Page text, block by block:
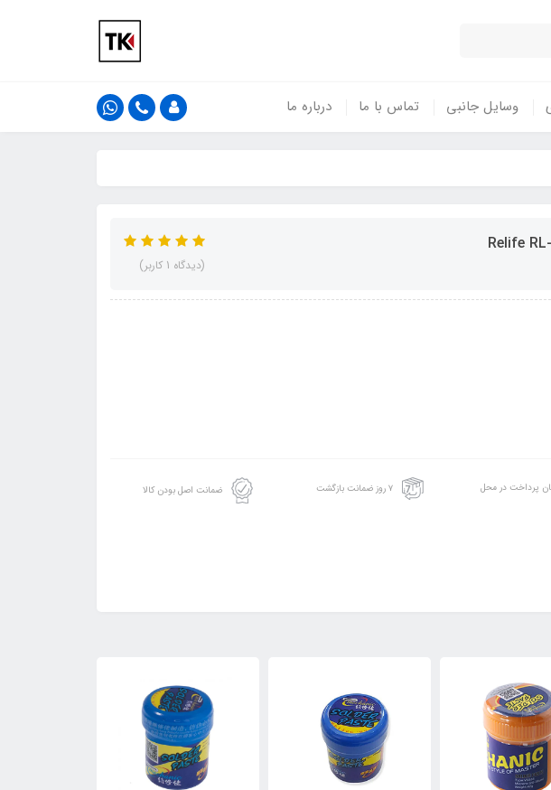
وسایل جانبی تماس با ما درباره ما
(دیدگاه 1 کاربر)
پرداخت در محل ۷ روز ضمانت بازگشت ضمانت اصل بودن کالا